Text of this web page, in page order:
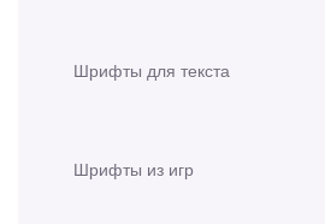
Шрифты для текста
Шрифты из игр